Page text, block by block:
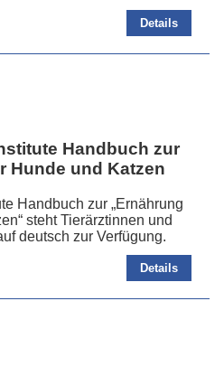
Details
Handbuch zur
Hunde und Katzen
Handbuch zur „Ernährung
steht Tierärztinnen und
deutsch zur Verfügung.
Details